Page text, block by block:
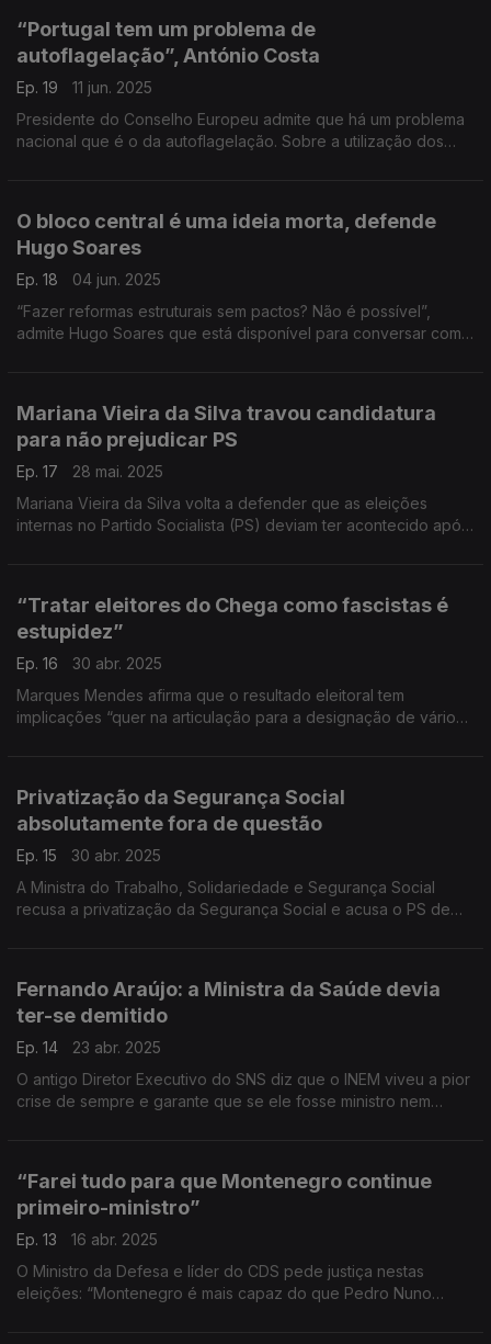
“Portugal tem um problema de
autoflagelação”, António Costa
Ep. 19
11 jun. 2025
Presidente do Conselho Europeu admite que há um problema
nacional que é o da autoflagelação. Sobre a utilização dos
O bloco central é uma ideia morta, defende
Hugo Soares
Ep. 18
04 jun. 2025
“Fazer reformas estruturais sem pactos? Não é possível”,
admite Hugo Soares que está disponível para conversar com
Mariana Vieira da Silva travou candidatura
para não prejudicar PS
Ep. 17
28 mai. 2025
Mariana Vieira da Silva volta a defender que as eleições
internas no Partido Socialista (PS) deviam ter acontecido após
“Tratar eleitores do Chega como fascistas é
estupidez”
Ep. 16
30 abr. 2025
Marques Mendes afirma que o resultado eleitoral tem
implicações “quer na articulação para a designação de vários
Privatização da Segurança Social
absolutamente fora de questão
Ep. 15
30 abr. 2025
A Ministra do Trabalho, Solidariedade e Segurança Social
recusa a privatização da Segurança Social e acusa o PS de
Fernando Araújo: a Ministra da Saúde devia
ter-se demitido
Ep. 14
23 abr. 2025
O antigo Diretor Executivo do SNS diz que o INEM viveu a pior
crise de sempre e garante que se ele fosse ministro nem
“Farei tudo para que Montenegro continue
primeiro-ministro”
Ep. 13
16 abr. 2025
O Ministro da Defesa e líder do CDS pede justiça nestas
eleições: “Montenegro é mais capaz do que Pedro Nuno